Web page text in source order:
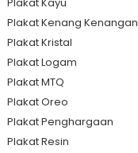
Plakat Kenang Kenangan
Plakat Kristal
Plakat Logam
Plakat MTQ
Plakat Oreo
Plakat Penghargaan
Plakat Resin